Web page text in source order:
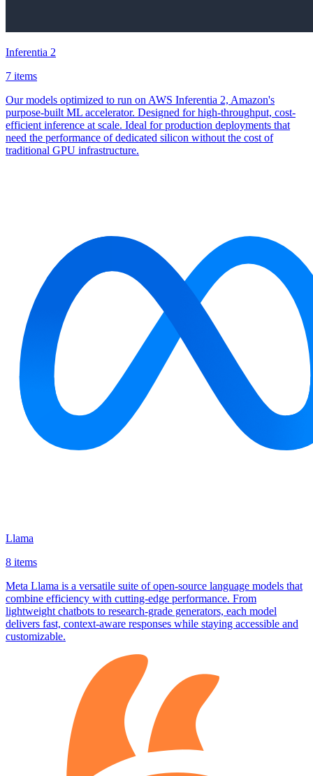
Inferentia 2
7 items
Our models optimized to run on AWS Inferentia 2, Amazon's
purpose-built ML accelerator. Designed for high-throughput, cost-
efficient inference at scale. Ideal for production deployments that
need the performance of dedicated silicon without the cost of
traditional GPU infrastructure.
Llama
8 items
Meta Llama is a versatile suite of open‑source language models that
combine efficiency with cutting‑edge performance. From
lightweight chatbots to research‑grade generators, each model
delivers fast, context‑aware responses while staying accessible and
customizable.